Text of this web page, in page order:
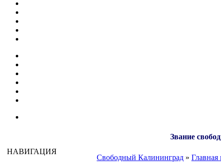
Звание
НАВИГАЦИЯ
Свободный Калининград » Главная